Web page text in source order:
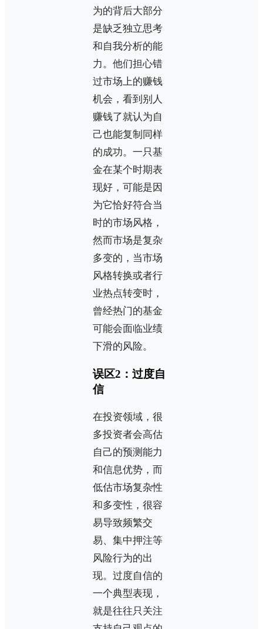
为的背后大部分
是缺乏独立思考
和自我分析的能
力。他们担心错
过市场上的赚钱
机会，看到别人
赚钱了就认为自
己也能复制同样
的成功。一只基
金在某个时期表
现好，可能是因
为它恰好符合当
时的市场风格，
然而市场是复杂
多变的，当市场
风格转换或者行
业热点转变时，
曾经热门的基金
可能会面临业绩
下滑的风险。
误区2：过度自
信
在投资领域，很
多投资者会高估
自己的预测能力
和信息优势，而
低估市场复杂性
和多变性，很容
易导致频繁交
易、集中押注等
风险行为的出
现。过度自信的
一个典型表现，
就是往往只关注